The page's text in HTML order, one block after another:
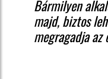
Bármilyen
majd, biztos
megragadja